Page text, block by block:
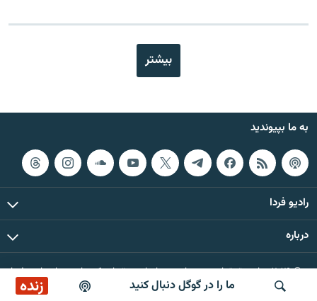
ما را در گوگل دنبال کنید زنده پخش آنلاین
بیشتر
به ما بپیوندید
رادیو فردا
درباره
© ۲۰۲۶ تمام حقوق این وب‌سایت، بر اساس مقررات کپی‌رایت، برای رادیو فردا
محفوظ است.